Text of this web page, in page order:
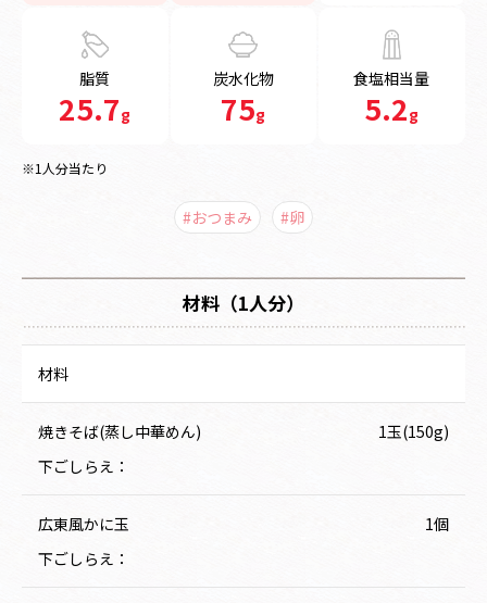
脂質
25.7g
炭水化物
75g
食塩相当量
5.2g
※1人分当たり
#おつまみ #卵
材料（1人分）
材料
焼きそば(蒸し中華めん)
1玉(150g)
下ごしらえ：
広東風かに玉
1個
下ごしらえ：